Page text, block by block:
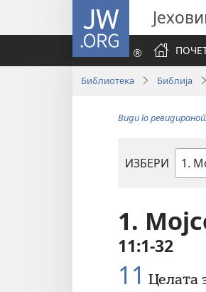
JW.ORG
Библиотека Библија
Види го
ИЗБЕРИ
1.
11:1-32
11 Целата